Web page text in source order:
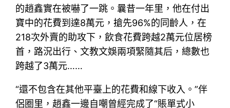
的趙鑫實在被嚇了一跳。曩昔一年里，他在付出
寶中的花費到達8萬元，搶先96%的同齡人，在
218次外賣的助攻下，飲食花費跨越2萬元位居榜
首，路況出行、文教文娛兩項緊隨其后，總數也
跨越了3萬元……
“還不包含在其他平臺上的花費和線下收入。”伴
侶圈里，趙鑫一邊自嘲曾經完成了“賬單式小